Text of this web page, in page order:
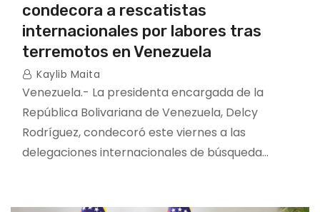
condecora a rescatistas
internacionales por labores tras
terremotos en Venezuela
Kaylib Maita
Venezuela.- La presidenta encargada de la
República Bolivariana de Venezuela, Delcy
Rodríguez, condecoró este viernes a las
delegaciones internacionales de búsqueda…